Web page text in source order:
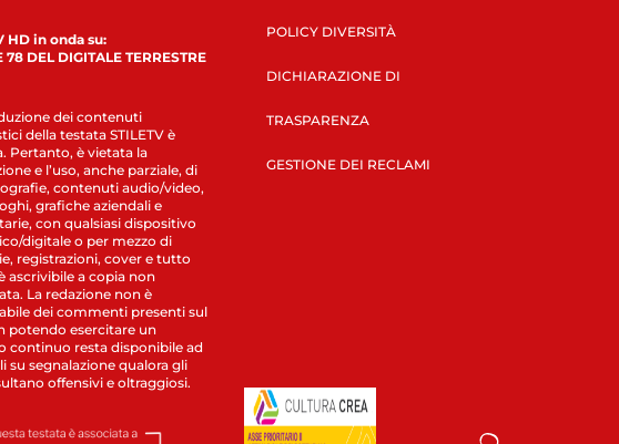
HD in onda su:
78 DEL DIGITALE TERRESTRE
dei contenuti
della testata STILETV è
Pertanto, è vietata la
e l’uso, anche parziale, di
contenuti audio/video,
grafiche aziendali e
con qualsiasi dispositivo
digitale o per mezzo di
registrazioni, cover e tutto
ascrivibile a copia non
La redazione non è
dei commenti presenti sul
potendo esercitare un
continuo resta disponibile ad
su segnalazione qualora gli
offensivi e oltraggiosi.
POLICY DIVERSITÀ
DICHIARAZIONE DI
TRASPARENZA
GESTIONE DEI RECLAMI